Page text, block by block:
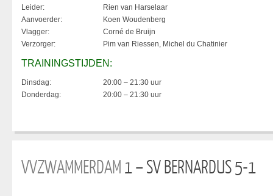
Leider:
Rien van Harselaar
Aanvoerder:
Koen Woudenberg
Vlagger:
Corné de Bruijn
Verzorger:
Pim van Riessen, Michel du Chatinier
TRAININGSTIJDEN:
Dinsdag:
20:00 – 21:30 uur
Donderdag:
20:00 – 21:30 uur
VVZWAMMERDAM 1 – SV BERNARDUS 5-1